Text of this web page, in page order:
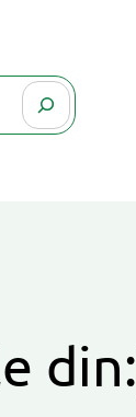
din: